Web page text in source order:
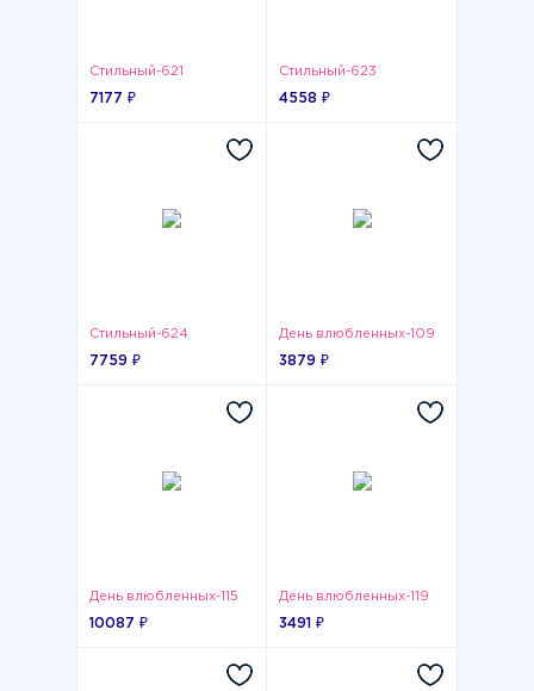
Стильный-621
7177 ₽
Стильный-623
4558 ₽
Стильный-624
7759 ₽
День влюбленных-109
3879 ₽
День влюбленных-115
10087 ₽
День влюбленных-119
3491 ₽